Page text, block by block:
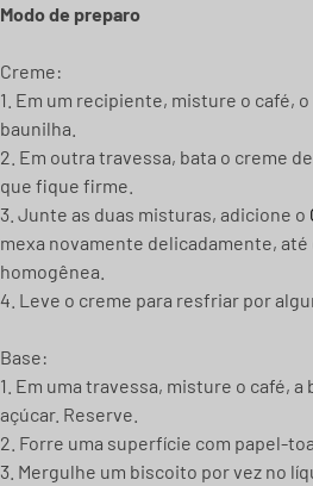
Modo de preparo
Creme:
1. Em um recipiente, misture o café,
baunilha.
2. Em outra travessa, bata o creme
que fique firme.
3. Junte as duas misturas, adicione o
mexa novamente delicadamente,
homogênea.
4. Leve o creme para resfriar por
Base:
1. Em uma travessa, misture o café, a
açúcar. Reserve.
2. Forre uma superfície com papel-
3. Mergulhe um biscoito por vez no